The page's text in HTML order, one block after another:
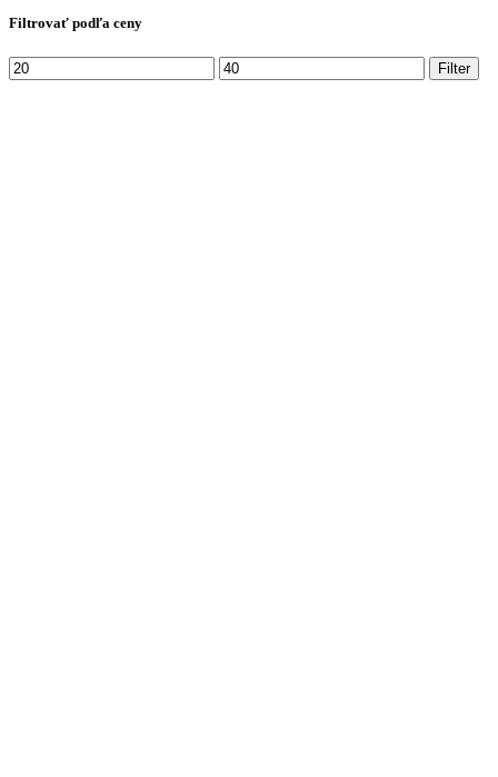
Filtrovať podľa ceny
Filter